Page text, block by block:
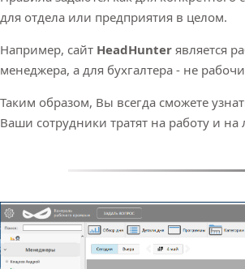
для отдела или предприятия в целом.
Например, сайт HeadHunter является
менеджера, а для бухгалтера - не
Таким образом, Вы всегда сможете
Ваши сотрудники тратят на работу и